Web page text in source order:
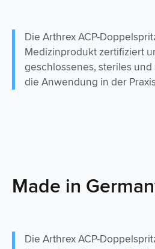
Die Arthrex ACP-
Medizinprodukt zertifiziert
geschlossenes, steriles
die Anwendung in der
Made in
Die Arthrex ACP-